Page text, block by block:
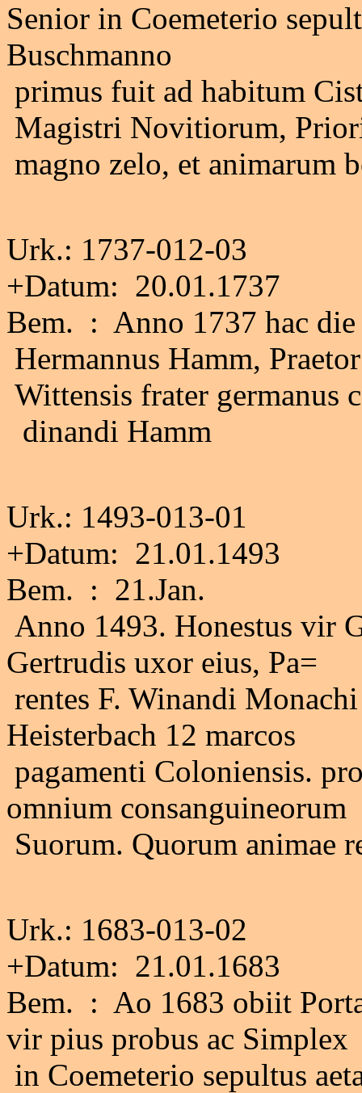
Senior in Coemeterio
Buschmanno
primus fuit ad habitum
Magistri Novitiorum,
magno zelo, et animarum
Urk.: 1737-012-03
+Datum: 20.01.1737
Bem. : Anno 1737 hac
Hermannus Hamm,
Wittensis frater germanus
dinandi Hamm
Urk.: 1493-013-01
+Datum: 21.01.1493
Bem. : 21.Jan.
Anno 1493. Honestus vir
Gertrudis uxor eius, Pa=
rentes F. Winandi
Heisterbach 12 marcos
pagamenti Coloniensis.
omnium consanguineorum
Suorum. Quorum animae
Urk.: 1683-013-02
+Datum: 21.01.1683
Bem. : Ao 1683 obiit
vir pius probus ac Simplex
in Coemeterio sepultus